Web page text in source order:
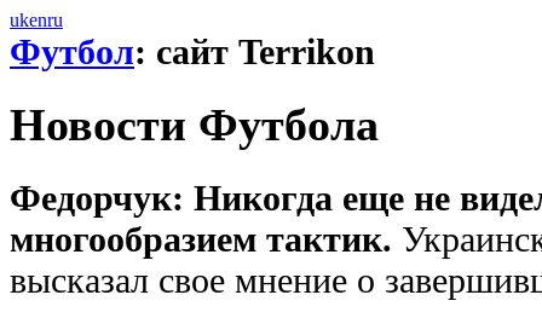
ukenru
Футбол: сайт Terrikon
Новости Футбола
Федорчук: Никогда еще не
многообразием тактик.
высказал свое мнение о